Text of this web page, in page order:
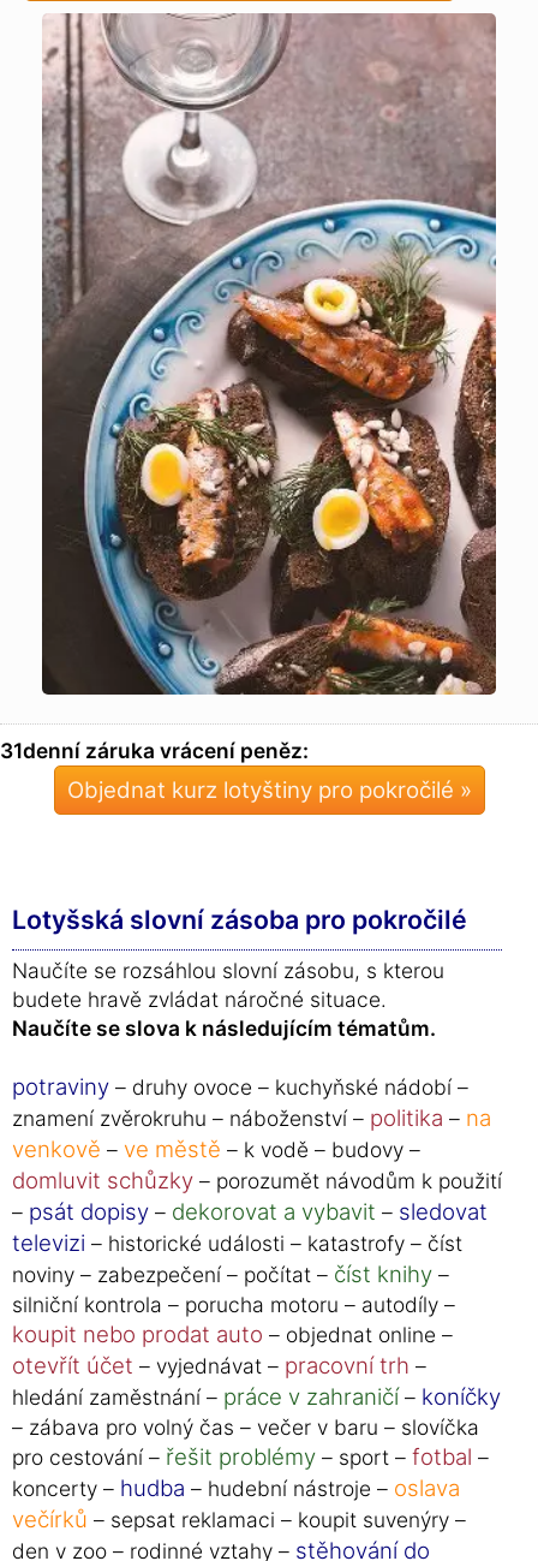
31denní záruka vrácení peněz:
Objednat kurz lotyštiny pro pokročilé »
Lotyšská slovní zásoba pro pokročilé
Naučíte se rozsáhlou slovní zásobu, s kterou
budete hravě zvládat náročné situace.
Naučíte se slova k následujícím tématům.
potraviny – druhy ovoce – kuchyňské nádobí –
znamení zvěrokruhu – náboženství – politika – na
venkově – ve městě – k vodě – budovy –
domluvit schůzky – porozumět návodům k použití
– psát dopisy – dekorovat a vybavit – sledovat
televizi – historické události – katastrofy – číst
noviny – zabezpečení – počítat – číst knihy –
silniční kontrola – porucha motoru – autodíly –
koupit nebo prodat auto – objednat online –
otevřít účet – vyjednávat – pracovní trh –
hledání zaměstnání – práce v zahraničí– koníčky
– zábava pro volný čas – večer v baru – slovíčka
pro cestování – řešit problémy – sport – fotbal –
koncerty – hudba – hudební nástroje – oslava
večírků – sepsat reklamaci – koupit suvenýry –
den v zoo – rodinné vztahy – stěhování do